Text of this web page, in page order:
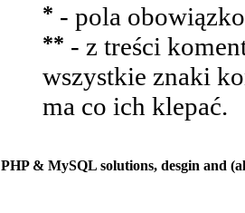
* - pola
** - z treści
wszystkie znaki
ma co ich klepać.
PHP & MySQL solutions, desgin and